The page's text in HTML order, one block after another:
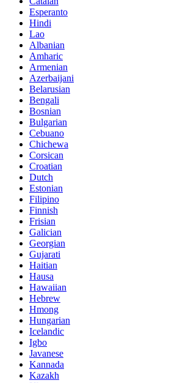
Esperanto
Hindi
Lao
Albanian
Amharic
Armenian
Azerbaijani
Belarusian
Bengali
Bosnian
Bulgarian
Cebuano
Chichewa
Corsican
Croatian
Dutch
Estonian
Filipino
Finnish
Frisian
Galician
Georgian
Gujarati
Haitian
Hausa
Hawaiian
Hebrew
Hmong
Hungarian
Icelandic
Igbo
Javanese
Kannada
Kazakh